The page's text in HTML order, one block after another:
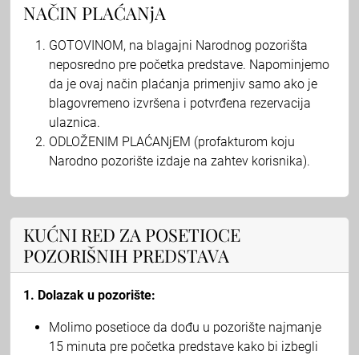
NAČIN PLAĆANjA
GOTOVINOM, na blagajni Narodnog pozorišta
neposredno pre početka predstave. Napominjemo
da je ovaj način plaćanja primenjiv samo ako je
blagovremeno izvršena i potvrđena rezervacija
ulaznica.
ODLOŽENIM PLAĆANjEM (profakturom koju
Narodno pozorište izdaje na zahtev korisnika).
KUĆNI RED ZA POSETIOCE
POZORIŠNIH PREDSTAVA
1. Dolazak u pozorište:
Molimo posetioce da dođu u pozorište najmanje
15 minuta pre početka predstave kako bi izbegli